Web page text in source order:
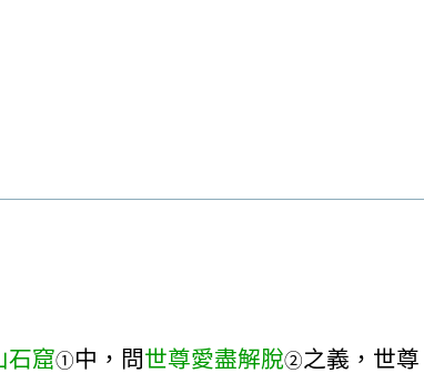
石窟①中，問世尊愛盡解脫②之義，世尊